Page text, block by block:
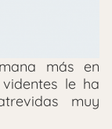
más en
le ha
muy